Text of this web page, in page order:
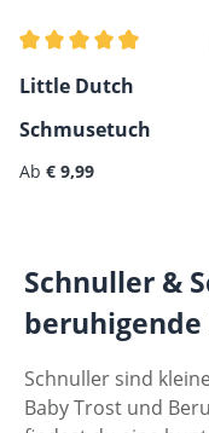
Durchschnittliche
Little Dutch
Schmusetuch
Regulärer Preis:
Ab € 9,99
Schnuller &
Schnuller sind
Baby Trost und